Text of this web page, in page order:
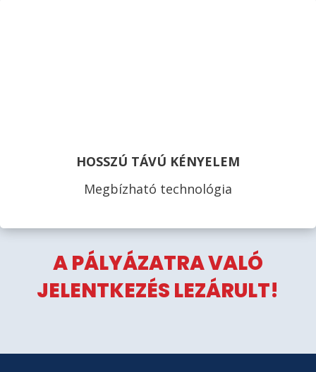
HOSSZÚ TÁVÚ KÉNYELEM
Megbízható technológia
A PÁLYÁZATRA VALÓ
JELENTKEZÉS LEZÁRULT!